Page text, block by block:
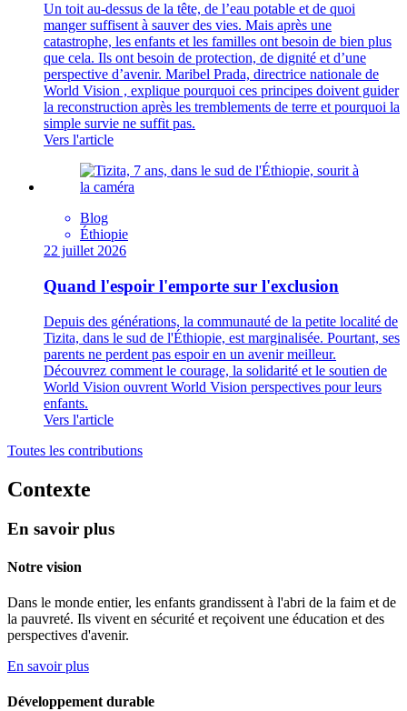
Un toit au-dessus de la tête, de l’eau potable et de quoi
manger suffisent à sauver des vies. Mais après une
catastrophe, les enfants et les familles ont besoin de bien plus
que cela. Ils ont besoin de protection, de dignité et d’une
perspective d’avenir. Maribel Prada, directrice nationale de
World Vision , explique pourquoi ces principes doivent guider
la reconstruction après les tremblements de terre et pourquoi la
simple survie ne suffit pas.
Vers l'article
Blog
Éthiopie
22 juillet 2026
Quand l'espoir l'emporte sur l'exclusion
Depuis des générations, la communauté de la petite localité de
Tizita, dans le sud de l'Éthiopie, est marginalisée. Pourtant, ses
parents ne perdent pas espoir en un avenir meilleur.
Découvrez comment le courage, la solidarité et le soutien de
World Vision ouvrent World Vision perspectives pour leurs
enfants.
Vers l'article
Toutes les contributions
Contexte
En savoir plus
Notre vision
Dans le monde entier, les enfants grandissent à l'abri de la faim et de
la pauvreté. Ils vivent en sécurité et reçoivent une éducation et des
perspectives d'avenir.
En savoir plus
Développement durable